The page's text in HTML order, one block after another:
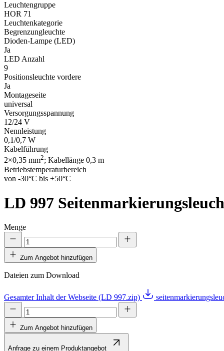
Leuchtengruppe
HOR 71
Leuchtenkategorie
Begrenzungleuchte
Dioden-Lampe (LED)
Ja
LED Anzahl
9
Positionsleuchte vordere
Ja
Montageseite
universal
Versorgungsspannung
12/24 V
Nennleistung
0,1/0,7 W
Kabelführung
2×0,35 mm2; Kabellänge 0,3 m
Betriebstemperaturbereich
von -30°C bis +50°C
LD 997
Menge
Zum Angebot hinzufügen
Dateien zum Download
Gesamter Inhalt der Webseite (LD 997.zip)
Zum Angebot hinzufügen
Anfrage zu einem Produktangebot